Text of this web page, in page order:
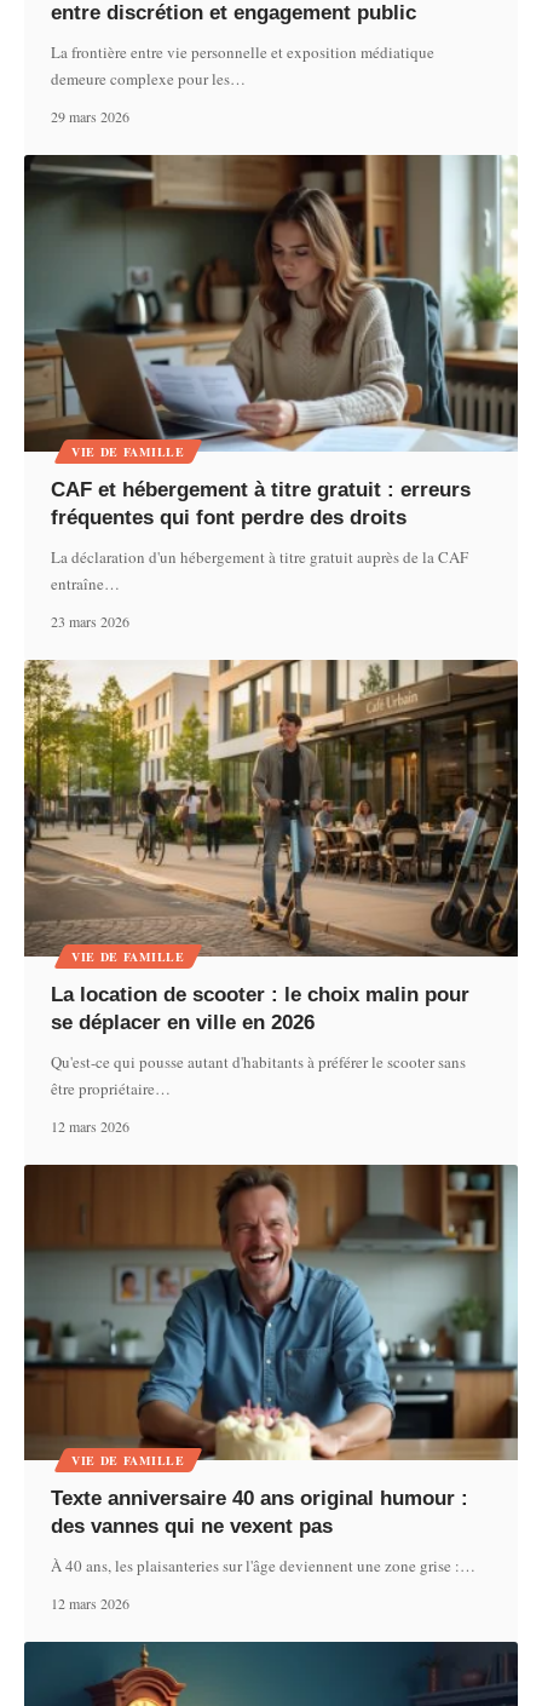
entre discrétion et engagement public
La frontière entre vie personnelle et exposition médiatique
demeure complexe pour les…
29 mars 2026
VIE DE FAMILLE
CAF et hébergement à titre gratuit : erreurs
fréquentes qui font perdre des droits
La déclaration d'un hébergement à titre gratuit auprès de la CAF
entraîne…
23 mars 2026
VIE DE FAMILLE
La location de scooter : le choix malin pour
se déplacer en ville en 2026
Qu'est-ce qui pousse autant d'habitants à préférer le scooter sans
être propriétaire…
12 mars 2026
VIE DE FAMILLE
Texte anniversaire 40 ans original humour :
des vannes qui ne vexent pas
À 40 ans, les plaisanteries sur l'âge deviennent une zone grise :…
12 mars 2026